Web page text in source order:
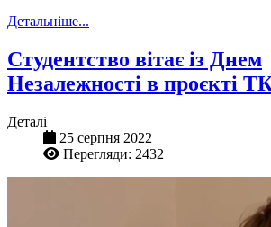
Детальніше...
Студентство вітає із Днем
Незалежності в проєкті
Деталі
25 серпня 2022
Перегляди: 2432